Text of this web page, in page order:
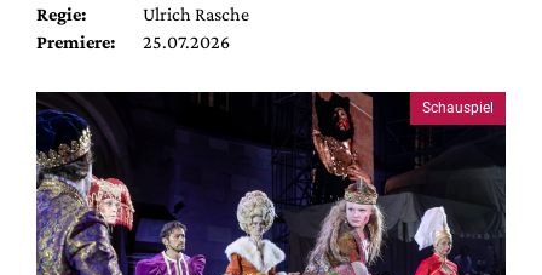
Regie:
Ulrich Rasche
Premiere:
25.07.2026
Schauspiel